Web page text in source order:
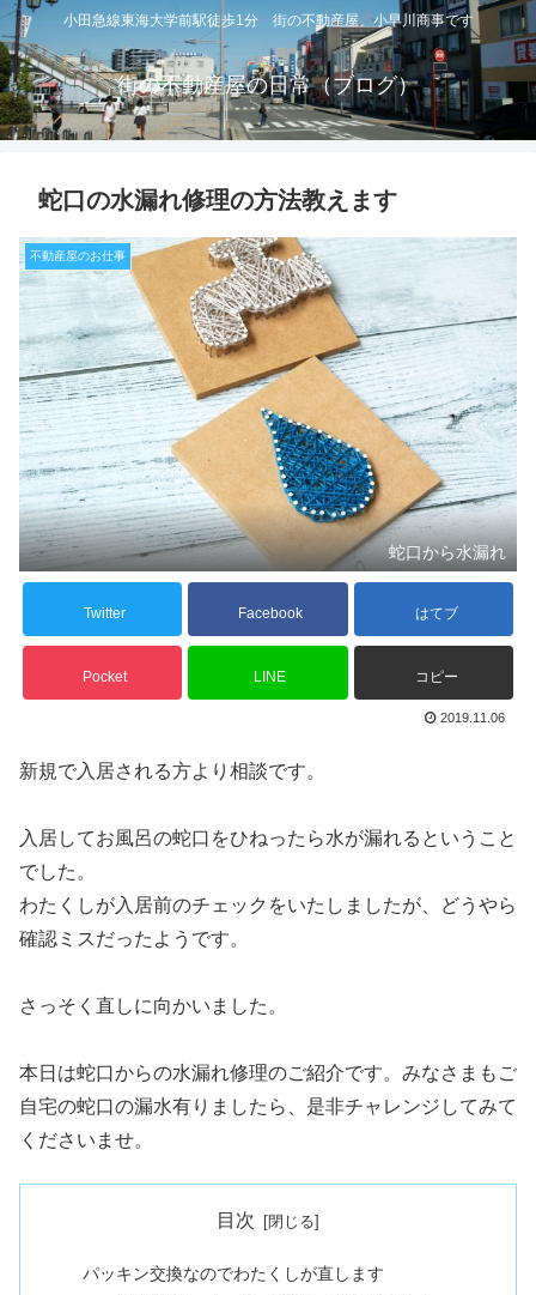
小田急線東海大学前駅徒歩1分 街の不動産屋 小早川商事です
街の不動産屋の日常（ブログ）
蛇口の水漏れ修理の方法教えます
不動産屋のお仕事
蛇口から水漏れ
Twitter Facebook はてブ
Pocket LINE コピー
2019.11.06
新規で入居される方より相談です。
入居してお風呂の蛇口をひねったら水が漏れるということ
でした。
わたくしが入居前のチェックをいたしましたが、どうやら
確認ミスだったようです。
さっそく直しに向かいました。
本日は蛇口からの水漏れ修理のご紹介です。みなさまもご
自宅の蛇口の漏水有りましたら、是非チャレンジしてみて
くださいませ。
目次
パッキン交換なのでわたくしが直します